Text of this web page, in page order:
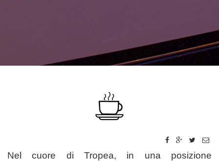
Nel cuore di Tropea, in una posizione